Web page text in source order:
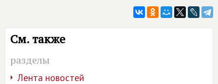
См. также
разделы
Лента новостей